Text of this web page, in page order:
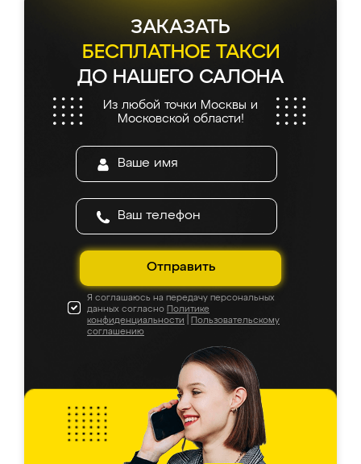
ЗАКАЗАТЬ
БЕСПЛАТНОЕ ТАКСИ
ДО НАШЕГО САЛОНА
Из любой точки Москвы и
Московской области!
Отправить
Я соглашаюсь на передачу персональных
данных согласно Политике
конфиденциальности
Пользовательскому
соглашению